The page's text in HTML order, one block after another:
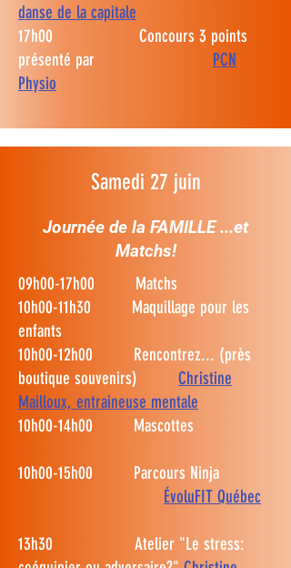
danse de la capitale
17h00 Concours 3 points
présenté par PCN
Physio
Samedi 27 juin
Journée de la FAMILLE ...et
Matchs!
09h00-17h00 Matchs
10h00-11h30 Maquillage pour les
enfants
10h00-12h00 Rencontrez... (près
boutique souvenirs) Christine
Mailloux, entraineuse mentale
10h00-14h00 Mascottes
10h00-15h00 Parcours Ninja
ÉvoluFIT Québec
13h30 Atelier "Le stress: